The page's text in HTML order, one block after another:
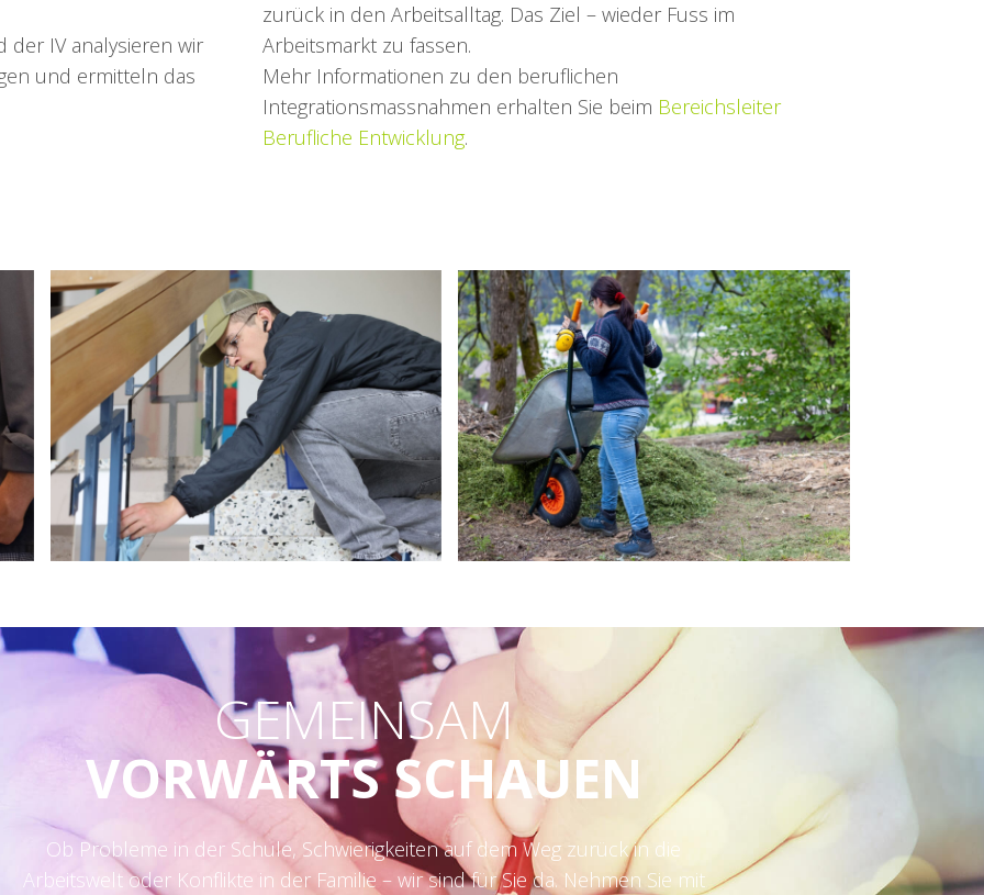
IV analysieren wir
und ermitteln das
zurück in den Arbeitsalltag. Das Ziel – wieder Fuss im
Arbeitsmarkt zu fassen.
Mehr Informationen zu den beruflichen
Integrationsmassnahmen erhalten Sie beim Bereichsleiter
Berufliche Entwicklung.
GEMEINSAM
VORWÄRTS SCHAUEN
Ob Probleme in der Schule, Schwierigkeiten auf dem Weg zurück in die
Arbeitswelt oder Konflikte in der Familie – wir sind für Sie da. Nehmen Sie mit